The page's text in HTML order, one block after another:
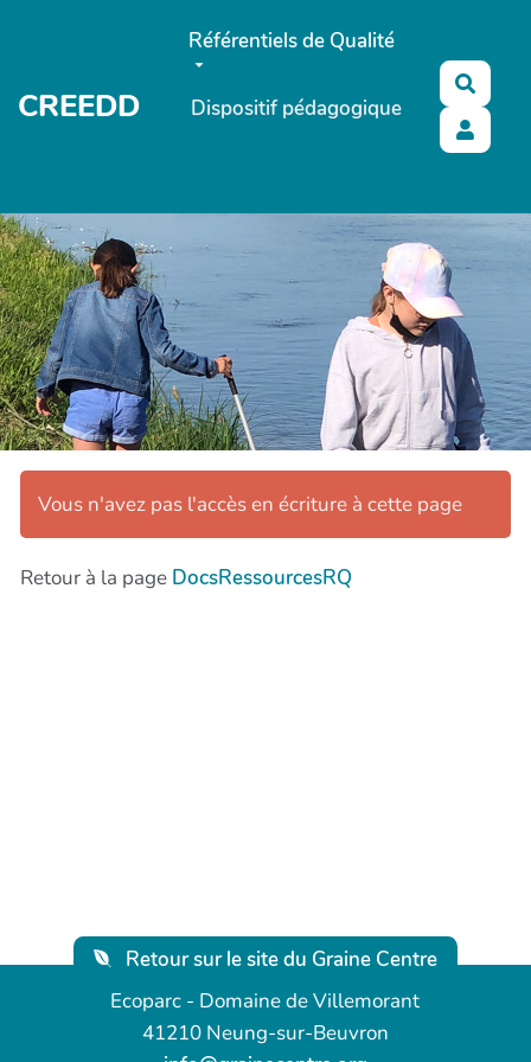
Aller au contenu principal
CREEDD
Référentiels de Qualité
Dispositif pédagogique
Vous n'avez pas l'accès en écriture à cette page
Retour à la page DocsRessourcesRQ
Retour sur le site du Graine Centre
Ecoparc - Domaine de Villemorant
41210 Neung-sur-Beuvron